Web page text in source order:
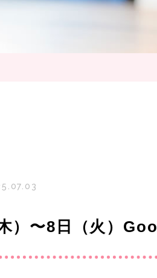
）〜8日（火）